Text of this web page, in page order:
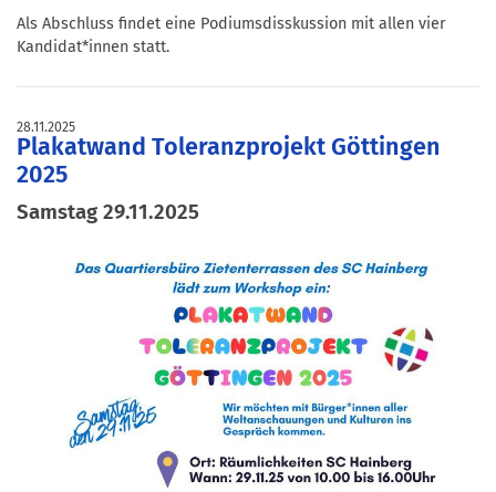
Als Abschluss findet eine Podiumsdisskussion mit allen vier
Kandidat*innen statt.
28.11.2025
Plakatwand Toleranzprojekt Göttingen
2025
Samstag 29.11.2025